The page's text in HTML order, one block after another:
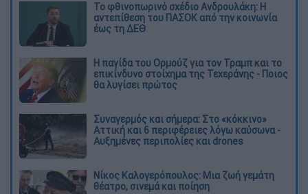
Το φθινοπωρινό σχέδιο Ανδρουλάκη: Η
αντεπίθεση του ΠΑΣΟΚ από την κοινωνία
έως τη ΔΕΘ
Η παγίδα του Ορμούζ για τον Τραμπ και το
επικίνδυνο στοίχημα της Τεχεράνης - Ποιος
θα λυγίσει πρώτος
Συναγερμός και σήμερα: Στο «κόκκινο»
Αττική και 6 περιφέρειες λόγω καύσωνα -
Αυξημένες περιπολίες και drones
Νίκος Καλογερόπουλος: Μια ζωή γεμάτη
θέατρο, σινεμά και ποίηση